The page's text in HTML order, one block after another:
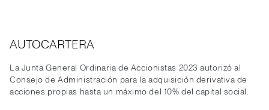
AUTOCARTERA
La Junta General Ordinaria de Accionistas 2023 autorizó al
Consejo de Administración para la adquisición derivativa de
acciones propias hasta un máximo del 10% del capital social.